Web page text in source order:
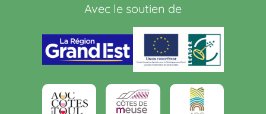
Avec le soutien de